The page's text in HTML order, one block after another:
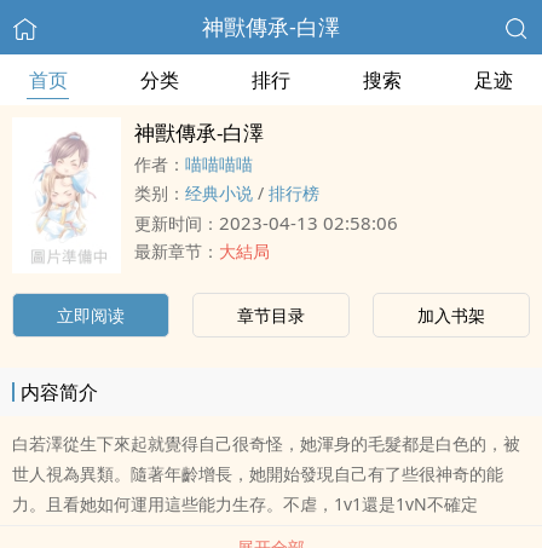
神獸傳承-白澤
首页 分类 排行 搜索 足迹
神獸傳承-白澤
作者： 喵喵喵喵
类别： 经典小说 / 排行榜
更新时间： 2023-04-13 02:58:06
最新章节： 大結局
立即阅读 章节目录 加入书架
内容简介
白若澤從生下來起就覺得自己很奇怪，她渾身的毛髮都是白色的，被
世人視為異類。隨著年齡增長，她開始發現自己有了些很神奇的能
力。且看她如何運用這些能力生存。不虐，1v1還是1vN不確定